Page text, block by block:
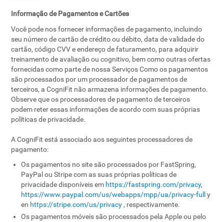
Informação de Pagamentos e Cartões
Você pode nos fornecer informações de pagamento, incluindo
seu número de cartão de crédito ou débito, data de validade do
cartão, código CVV e endereço de faturamento, para adquirir
treinamento de avaliação ou cognitivo, bem como outras ofertas
fornecidas como parte de nossa Serviços Como os pagamentos
são processados ​​por um processador de pagamentos de
terceiros, a CogniFit não armazena informações de pagamento.
Observe que os processadores de pagamento de terceiros
podem reter essas informações de acordo com suas próprias
políticas de privacidade.
A CogniFit está associado aos seguintes processadores de
pagamento:
Os pagamentos no site são processados ​​por FastSpring,
PayPal ou Stripe com as suas próprias políticas de
privacidade disponíveis em https://fastspring.com/privacy,
https://www.paypal.com/us/webapps/mpp/ua/privacy-full
y
en https://stripe.com/us/privacy , respectivamente.
Os pagamentos móveis são processados ​​pela Apple ou pelo